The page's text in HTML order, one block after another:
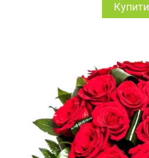
Купити